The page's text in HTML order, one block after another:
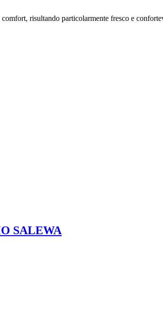
comfort, risultando particolarmente fresco e
SALEWA